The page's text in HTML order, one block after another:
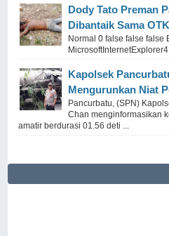
Dody Tato Preman
Dibantaik Sama OTK
Normal 0 false false false
MicrosoftInternetExplorer4
Kapolsek
Mengurunkan Niat
Pancurbatu, (SPN)
Chan menginformasikan
amatir berdurasi 01.56 deti ...